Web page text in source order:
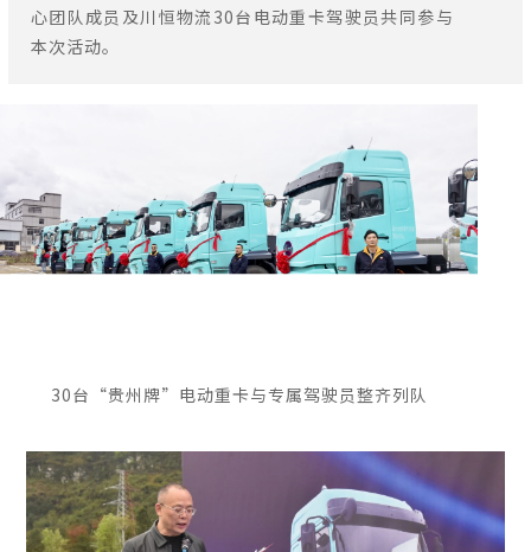
心团队成员及川恒物流30台电动重卡驾驶员共同参与
本次活动。
30台“贵州牌”电动重卡与专属驾驶员整齐列队